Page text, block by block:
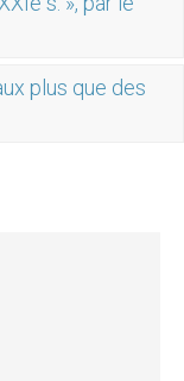
plus que des